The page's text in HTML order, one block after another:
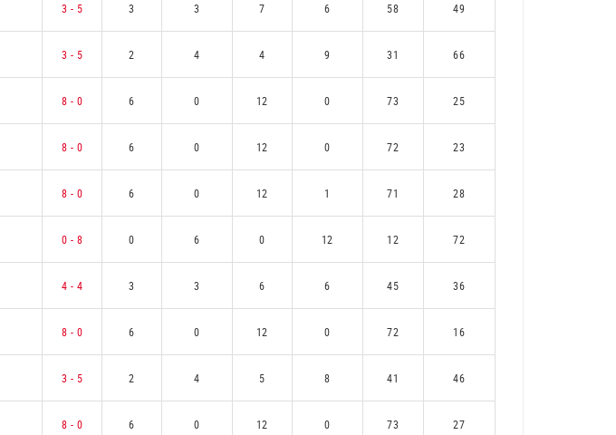
3 - 5 3 3 7 6 58 49
3 - 5 2 4 4 9 31 66
8 - 0 6 0 12 0 73 25
8 - 0 6 0 12 0 72 23
8 - 0 6 0 12 1 71 28
0 - 8 0 6 0 12 12 72
4 - 4 3 3 6 6 45 36
8 - 0 6 0 12 0 72 16
3 - 5 2 4 5 8 41 46
8 - 0 6 0 12 0 73 27